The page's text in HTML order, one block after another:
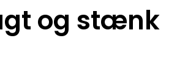
og stænk